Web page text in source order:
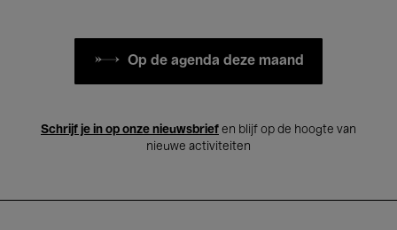
Op de agenda deze maand
Schrijf je in op onze nieuwsbrief en blijf op de hoogte van
nieuwe activiteiten